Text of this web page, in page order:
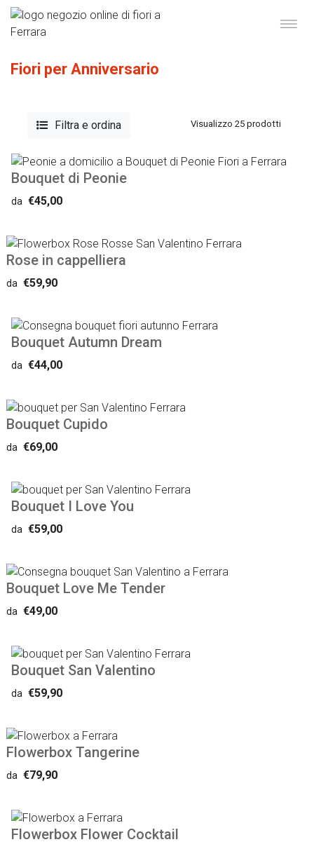
Fiori per Anniversario
Filtra e ordina Visualizzo 25 prodotti
Bouquet di Peonie
da €45,00
Rose in cappelliera
da€59,90
Bouquet Autumn Dream
da €44,00
Bouquet Cupido
da€69,00
Bouquet I Love You
da €59,00
Bouquet Love Me Tender
da€49,00
Bouquet San Valentino
da €59,90
Flowerbox Tangerine
da€79,90
Flowerbox Flower Cocktail